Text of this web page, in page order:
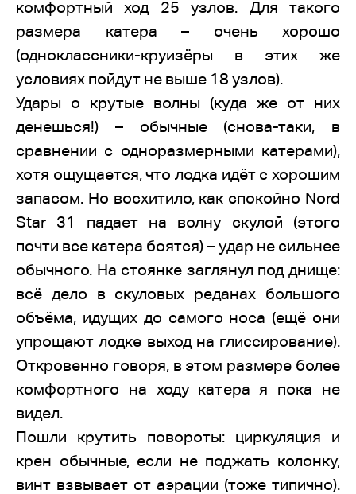
комфортный ход 25 узлов. Для такого
размера катера – очень хорошо
(одноклассники-круизёры в этих же
условиях пойдут не выше 18 узлов).
Удары о крутые волны (куда же от них
денешься!) – обычные (снова-таки, в
сравнении с одноразмерными катерами),
хотя ощущается, что лодка идёт с хорошим
запасом. Но восхитило, как спокойно Nord
Star 31 падает на волну скулой (этого
почти все катера боятся) – удар не сильнее
обычного. На стоянке заглянул под днище:
всё дело в скуловых реданах большого
объёма, идущих до самого носа (ещё они
упрощают лодке выход на глиссирование).
Откровенно говоря, в этом размере более
комфортного на ходу катера я пока не
видел.
Пошли крутить повороты: циркуляция и
крен обычные, если не поджать колонку,
винт взвывает от аэрации (тоже типично).